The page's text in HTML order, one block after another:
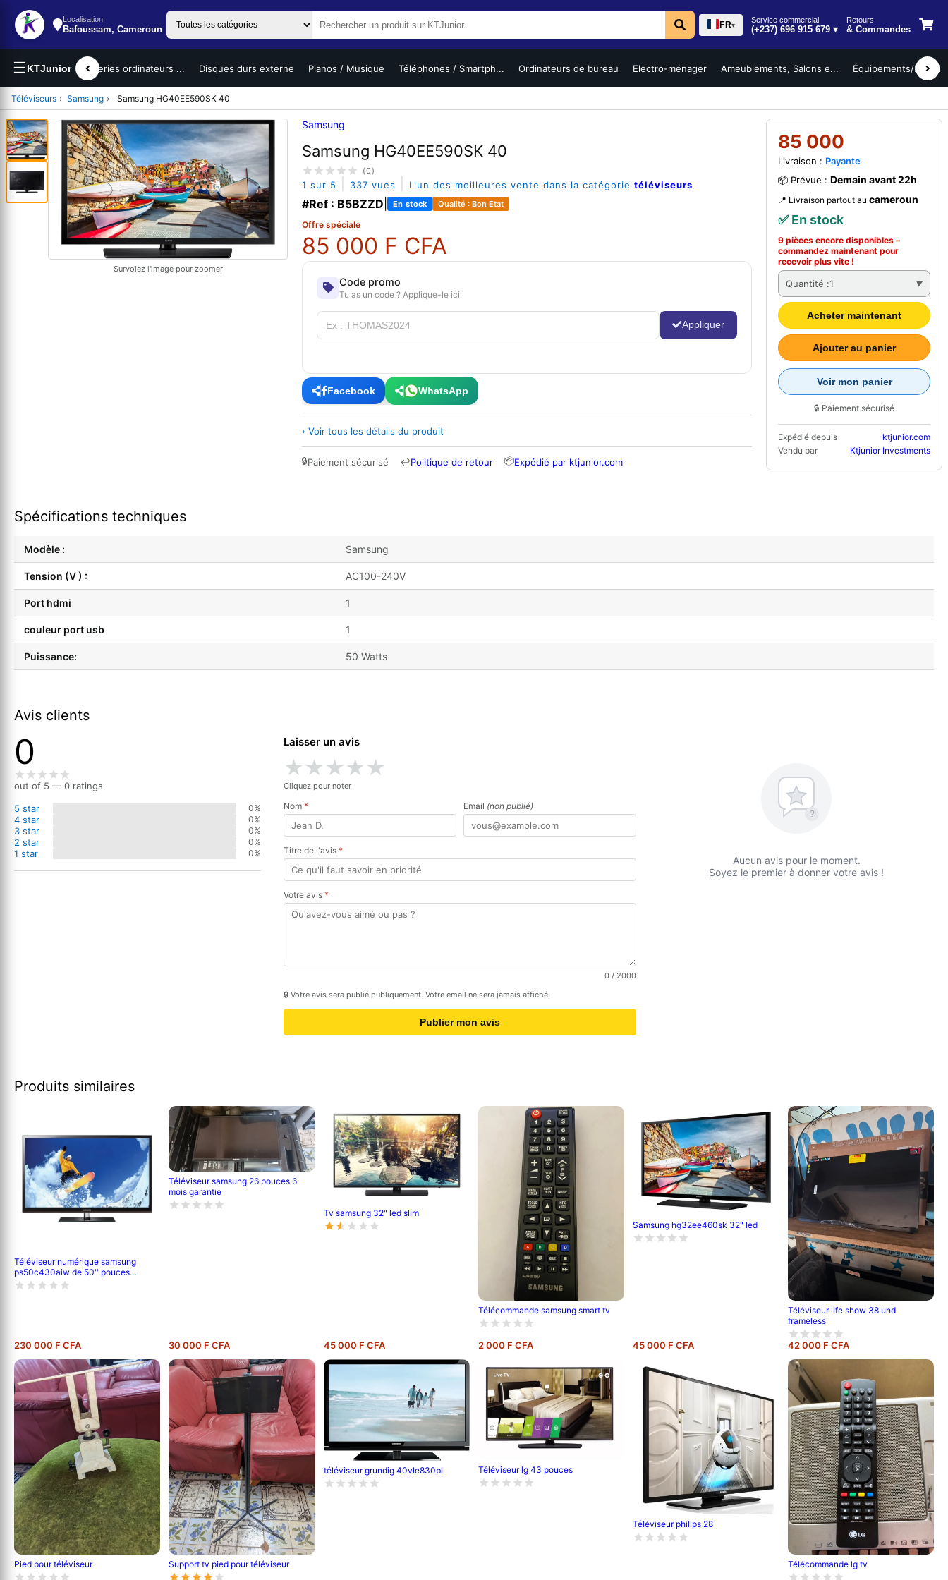
Localisation
Bafoussam, Cameroun FR▾
Service commercial
(+237) 696 915 679 ▾
Retours
& Commandes
☰KTJunior
portables Batteries ordinateurs ... Disques durs externe Pianos / Musique Téléphones / Smartph... Ordinateurs de bureau Electro-ménager Ameublements, Salons e... Équipements/
Téléviseurs › Samsung › Samsung HG40EE590SK 40
Survolez l'image pour zoomer
Samsung
Samsung HG40EE590SK 40
(0)
1 sur 5 337 vues L'un des meilleures vente dans la catégorie téléviseurs
#Ref : B5BZZD En stock Qualité : Bon Etat
Offre spéciale
85 000 F CFA
Code promo
Tu as un code ? Applique-le ici
Appliquer
Facebook WhatsApp
› Voir tous les détails du produit
🔒Paiement sécurisé ↩Politique de retour 📦Expédié par ktjunior.com
85 000
Livraison : Payante
📦 Prévue : Demain avant 22h
📍 Livraison partout au cameroun
✅ En stock
9 pièces encore disponibles –
commandez maintenant pour
recevoir plus vite !
Quantité :1
Acheter maintenant
Ajouter au panier
Voir mon panier
🔒 Paiement sécurisé
Expédié depuis
ktjunior.com
Vendu par
Ktjunior Investments
Spécifications techniques
Modèle : Samsung
Tension (V ) : AC100-240V
Port hdmi 1
couleur port usb 1
Puissance: 50 Watts
Avis clients
0
out of 5 — 0 ratings
5 star
0%
4 star 0%
3 star 0%
2 star 0%
1 star 0%
Laisser un avis
★★★★★
Cliquez pour noter
Nom * Email (non publié)
Titre de l'avis *
Votre avis *
0 / 2000
🔒 Votre avis sera publié publiquement. Votre email ne sera jamais affiché.
Publier mon avis
?
Aucun avis pour le moment.
Soyez le premier à donner votre avis !
Produits similaires
Téléviseur numérique samsung
ps50c430aiw de 50'' pouces
;120cm de longueur ,full hd (1080p) -
230 000 F CFA
Téléviseur samsung 26 pouces 6
mois garantie
30 000 F CFA
Tv samsung 32" led slim
45 000 F CFA
Télécommande samsung smart tv
2 000 F CFA
Samsung hg32ee460sk 32" led
45 000 F CFA
Téléviseur life show 38 uhd
frameless
42 000 F CFA
Pied pour téléviseur Support tv pied pour téléviseur
téléviseur grundig 40vle830bl Téléviseur lg 43 pouces
Téléviseur philips 28
Télécommande lg tv